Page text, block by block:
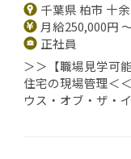
千葉県 柏市 十
月給250,000円
正社員
＞＞【職場見学可
住宅の現場管理＜
ウス・オブ・ザ・